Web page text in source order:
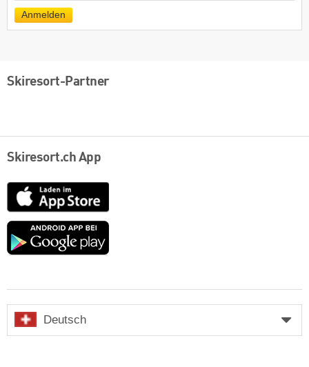
Anmelden
Skiresort-Partner
Skiresort.ch App
App
Store
Google
Deutsch